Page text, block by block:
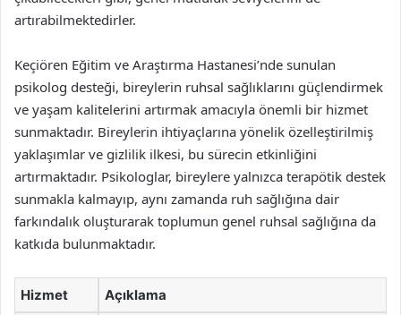
artırabilmektedirler.
Keçiören Eğitim ve Araştırma Hastanesi’nde sunulan
psikolog desteği, bireylerin ruhsal sağlıklarını güçlendirmek
ve yaşam kalitelerini artırmak amacıyla önemli bir hizmet
sunmaktadır. Bireylerin ihtiyaçlarına yönelik özelleştirilmiş
yaklaşımlar ve gizlilik ilkesi, bu sürecin etkinliğini
artırmaktadır. Psikologlar, bireylere yalnızca terapötik destek
sunmakla kalmayıp, aynı zamanda ruh sağlığına dair
farkındalık oluşturarak toplumun genel ruhsal sağlığına da
katkıda bulunmaktadır.
Hizmet Açıklama